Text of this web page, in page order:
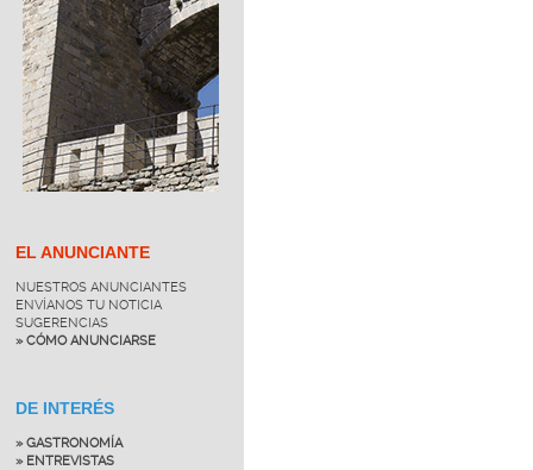
EL ANUNCIANTE
NUESTROS ANUNCIANTES
ENVÍANOS TU NOTICIA
SUGERENCIAS
» CÓMO ANUNCIARSE
DE INTERÉS
» GASTRONOMÍA
» ENTREVISTAS